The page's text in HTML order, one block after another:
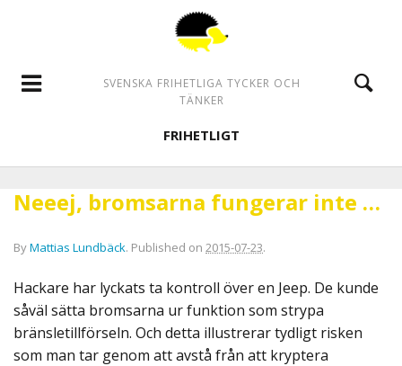
SVENSKA FRIHETLIGA TYCKER OCH
TÄNKER
FRIHETLIGT
Neeej, bromsarna fungerar inte …
ByMattias Lundbäck. Published on 2015-07-23.
Hackare har lyckats ta kontroll över en Jeep. De kunde
såväl sätta bromsarna ur funktion som strypa
bränsletillförseln. Och detta illustrerar tydligt risken
som man tar genom att avstå från att kryptera